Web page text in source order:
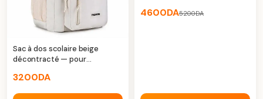
Sac à dos scolaire beige
décontracté — pour
3200DA
Oriental
4600DA5200DA